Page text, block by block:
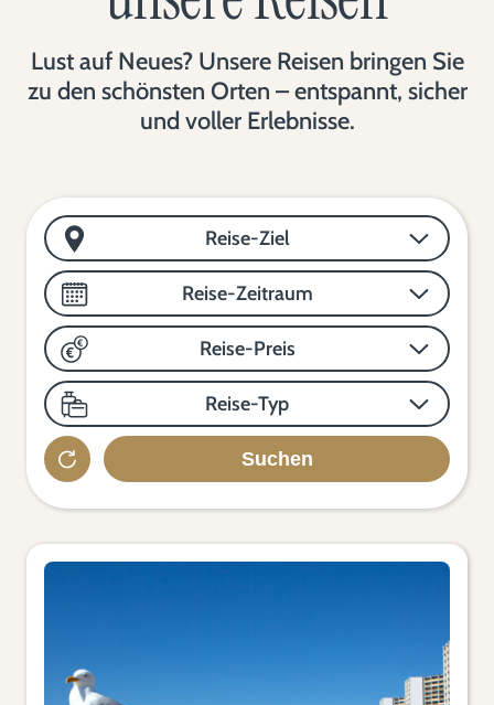
Lust auf Neues? Unsere Reisen bringen Sie
zu den schönsten Orten – entspannt, sicher
und voller Erlebnisse.
Reise-Ziel
Reise-Zeitraum
Reise-Preis
Reise-Typ
Suchen